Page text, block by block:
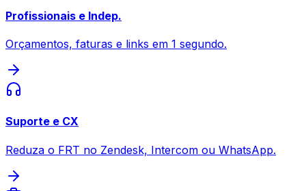
Profissionais e Indep.
Orçamentos, faturas e links em 1 segundo.
Suporte e CX
Reduza o FRT no Zendesk, Intercom ou WhatsApp.